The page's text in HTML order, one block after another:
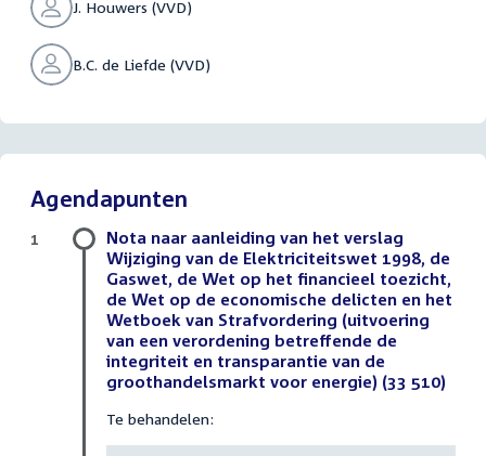
J. Houwers (VVD)
B.C. de Liefde (VVD)
Agendapunten
Nota naar aanleiding van het verslag
Wijziging van de Elektriciteitswet 1998, de
Gaswet, de Wet op het financieel toezicht,
de Wet op de economische delicten en het
Wetboek van Strafvordering (uitvoering
van een verordening betreffende de
integriteit en transparantie van de
groothandelsmarkt voor energie) (33 510)
Te behandelen:
1